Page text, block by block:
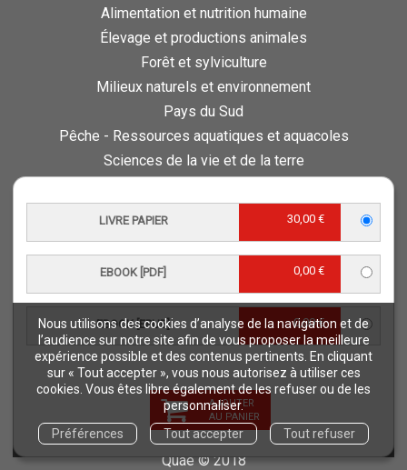
Nous utilisons des cookies d’analyse de la navigation et de
l’audience sur notre site afin de vous proposer la meilleure
expérience possible et des contenus pertinents. En cliquant
sur « Tout accepter », vous nous autorisez à utiliser ces
cookies. Vous êtes libre également de les refuser ou de les
personnaliser.
Préférences
Tout accepter Tout refuser
LIVRE PAPIER 30,00 €
EBOOK [PDF] 0,00 €
EBOOK [EPUB] 0,00 €
AJOUTER
AU PANIER
Alimentation et nutrition humaine
Élevage et productions animales
Forêt et sylviculture
Milieux naturels et environnement
Pays du Sud
Pêche - Ressources aquatiques et aquacoles
Sciences de la vie et de la terre
Sciences sociales, politiques, économiques
Vous êtes auteur
Vous êtes journaliste
Vous êtes libraire
Vous êtes bibliothécaire
Foreign rights
Procédure d'évaluation
NOTRE SITE
Quae © 2018